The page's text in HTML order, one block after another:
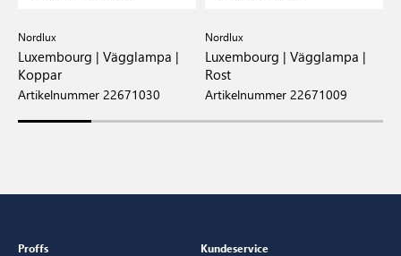
Nordlux
Luxembourg | Vägglampa |
Koppar
Artikelnummer 22671030
Nordlux
Luxembourg | Vägglampa |
Rost
Artikelnummer 22671009
Proffs
Kundeservice